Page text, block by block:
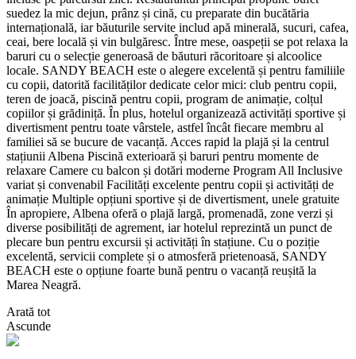
suedez la mic dejun, prânz și cină, cu preparate din bucătăria
internațională, iar băuturile servite includ apă minerală, sucuri, cafea,
ceai, bere locală și vin bulgăresc. Între mese, oaspeții se pot relaxa la
baruri cu o selecție generoasă de băuturi răcoritoare și alcoolice
locale. SANDY BEACH este o alegere excelentă și pentru familiile
cu copii, datorită facilităților dedicate celor mici: club pentru copii,
teren de joacă, piscină pentru copii, program de animație, colțul
copiilor și grădiniță. În plus, hotelul organizează activități sportive și
divertisment pentru toate vârstele, astfel încât fiecare membru al
familiei să se bucure de vacanță. Acces rapid la plajă și la centrul
stațiunii Albena Piscină exterioară și baruri pentru momente de
relaxare Camere cu balcon și dotări moderne Program All Inclusive
variat și convenabil Facilități excelente pentru copii și activități de
animație Multiple opțiuni sportive și de divertisment, unele gratuite
În apropiere, Albena oferă o plajă largă, promenadă, zone verzi și
diverse posibilități de agrement, iar hotelul reprezintă un punct de
plecare bun pentru excursii și activități în stațiune. Cu o poziție
excelentă, servicii complete și o atmosferă prietenoasă, SANDY
BEACH este o opțiune foarte bună pentru o vacanță reușită la
Marea Neagră.
Arată tot
Ascunde